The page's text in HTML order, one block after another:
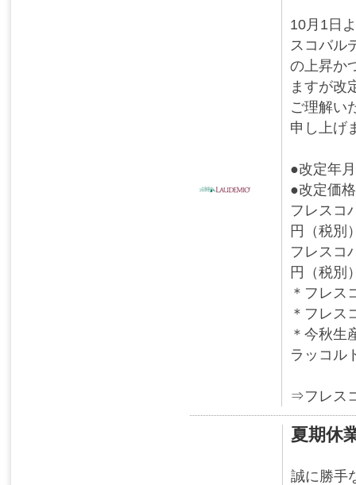
10月1日
スコバル
の上昇か
ますが改
ご理解い
申し上げ
●改定年
●改定価
フレス
円（税別
フレス
円（税別
＊フレス
＊フレス
＊今秋生
ラッコル
⇒フレス
夏期休
誠に勝手